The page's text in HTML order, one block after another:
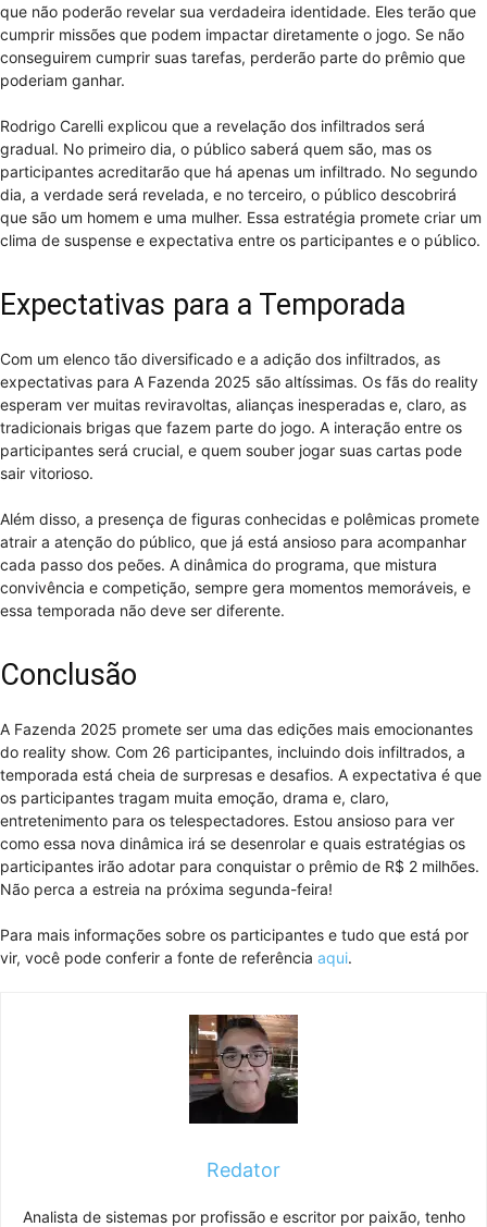
que não poderão revelar sua verdadeira identidade. Eles terão que
cumprir missões que podem impactar diretamente o jogo. Se não
conseguirem cumprir suas tarefas, perderão parte do prêmio que
poderiam ganhar.
Rodrigo Carelli explicou que a revelação dos infiltrados será
gradual. No primeiro dia, o público saberá quem são, mas os
participantes acreditarão que há apenas um infiltrado. No segundo
dia, a verdade será revelada, e no terceiro, o público descobrirá
que são um homem e uma mulher. Essa estratégia promete criar um
clima de suspense e expectativa entre os participantes e o público.
Expectativas para a Temporada
Com um elenco tão diversificado e a adição dos infiltrados, as
expectativas para A Fazenda 2025 são altíssimas. Os fãs do reality
esperam ver muitas reviravoltas, alianças inesperadas e, claro, as
tradicionais brigas que fazem parte do jogo. A interação entre os
participantes será crucial, e quem souber jogar suas cartas pode
sair vitorioso.
Além disso, a presença de figuras conhecidas e polêmicas promete
atrair a atenção do público, que já está ansioso para acompanhar
cada passo dos peões. A dinâmica do programa, que mistura
convivência e competição, sempre gera momentos memoráveis, e
essa temporada não deve ser diferente.
Conclusão
A Fazenda 2025 promete ser uma das edições mais emocionantes
do reality show. Com 26 participantes, incluindo dois infiltrados, a
temporada está cheia de surpresas e desafios. A expectativa é que
os participantes tragam muita emoção, drama e, claro,
entretenimento para os telespectadores. Estou ansioso para ver
como essa nova dinâmica irá se desenrolar e quais estratégias os
participantes irão adotar para conquistar o prêmio de R$ 2 milhões.
Não perca a estreia na próxima segunda-feira!
Para mais informações sobre os participantes e tudo que está por
vir, você pode conferir a fonte de referência aqui.
Redator
Analista de sistemas por profissão e escritor por paixão, tenho